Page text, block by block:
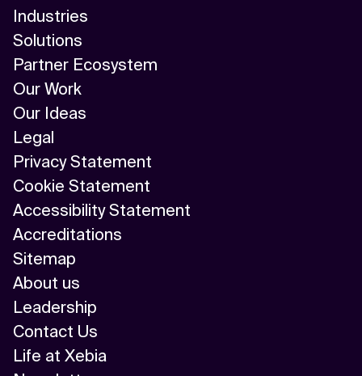
Industries
Solutions
Partner Ecosystem
Our Work
Our Ideas
Legal
Privacy Statement
Cookie Statement
Accessibility Statement
Accreditations
Sitemap
About us
Leadership
Contact Us
Life at Xebia